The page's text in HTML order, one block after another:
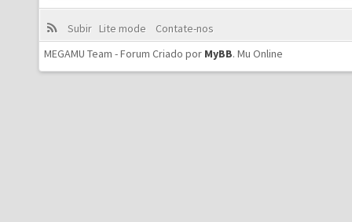
Subir Lite mode
Contate-nos
MEGAMU Team - Forum Criado por MyBB. Mu Online